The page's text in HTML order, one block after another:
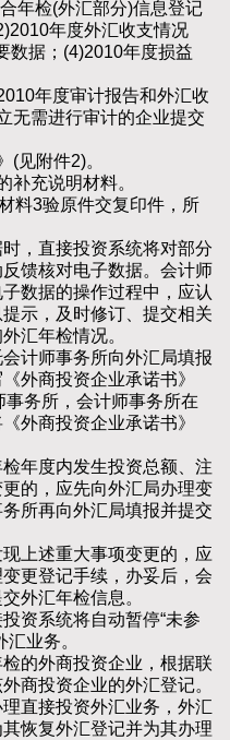
检(外汇部分)信息登记
年度外汇收支情况
数据；(4)2010年度损益
年度审计报告和外汇收
无需进行审计的企业提交
附件2)。
充说明材料。
3验原件交复印件，所
，直接投资系统将对部分
馈核对电子数据。会计师
数据的操作过程中，应认
示，及时修订、提交相关
汇年检情况。
计师事务所向外汇局填报
外商投资企业承诺书》
务所，会计师事务所在
外商投资企业承诺书》
年度内发生投资总额、注
的，应先向外汇局办理变
所再向外汇局填报并提交
上述重大事项变更的，应
更登记手续，办妥后，会
外汇年检信息。
系统将自动暂停“未参
业务。
的外商投资企业，根据联
商投资企业的外汇登记。
直接投资外汇业务，外汇
恢复外汇登记并为其办理